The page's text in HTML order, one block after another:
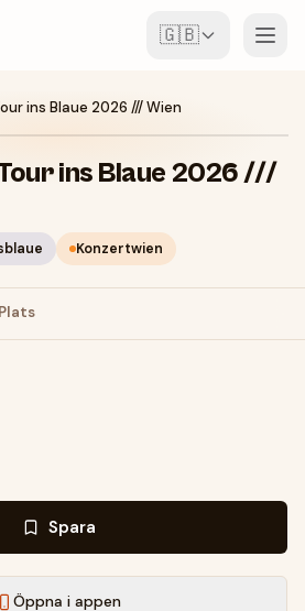
🇬🇧
ins Blaue 2026 /// Wien
ins Blaue 2026 ///
Konzertwien
Plats
Spara
Öppna i appen